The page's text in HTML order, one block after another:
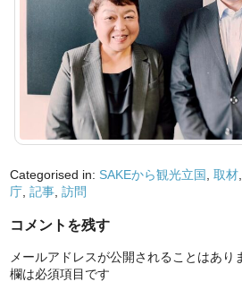
Categorised in: SAKEから観光立国 ,取材
庁 ,記事 ,訪問
コメントを残す
メールアドレスが公開されることはあり
欄は必須項目です